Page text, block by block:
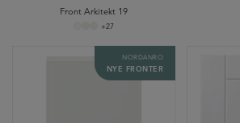
Front Arkitekt 19
+27
NORDANRO
NYE FRONTER